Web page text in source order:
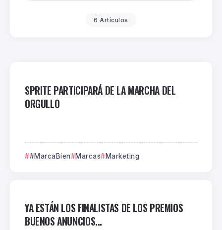
6 Artículos
SPRITE PARTICIPARÁ DE LA MARCHA DEL
ORGULLO
#MarcaBien Marcas Marketing
YA ESTÁN LOS FINALISTAS DE LOS PREMIOS
BUENOS ANUNCIOS...